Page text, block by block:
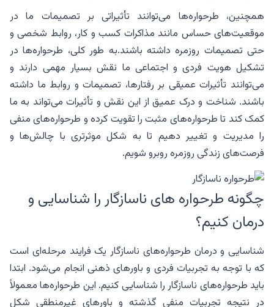
همچنین، طرحواره‌ها می‌توانند تأثیراتی بر تصمیمات ما در
موقعیت‌های حساس مانند مذاکرات کسب و کار، روابط شخصی و
حتی تصمیمات روزمره داشته باشند.به طور کلی، طرحواره‌ها در
تشکیل هویت فردی و اجتماعی ما نقش بسیار مهمی دارند و
می‌توانند تأثیرات عمیقی بر رفتارها، تصمیمات و روابط ما داشته
باشند. شناخت و درک عمیق از این نقش و تأثیرات می‌تواند به ما
کمک کند تا طرحواره‌های مثبت را تقویت کرده و طرحواره‌های منفی
را مدیریت و تغییر دهیم تا به شکل موثرتری با چالش‌ها و
فرصت‌های زندگی روزمره روبرو شویم.
چگونه طرحواره های ناسازگار را شناسایی و
درمان کنیم؟
شناسایی و درمان طرحواره‌های ناسازگار یک فرایند مرحله‌ای است
که با توجه به تجربیات فردی و باورهای ذهنی انجام می‌شود. ابتدا
باید طرحواره‌های ناسازگار را شناسایی کنیم. این طرحواره‌ها معمولاً
در نتیجه تجربیات منفی گذشته و باورهای غیرمنطقی شکل